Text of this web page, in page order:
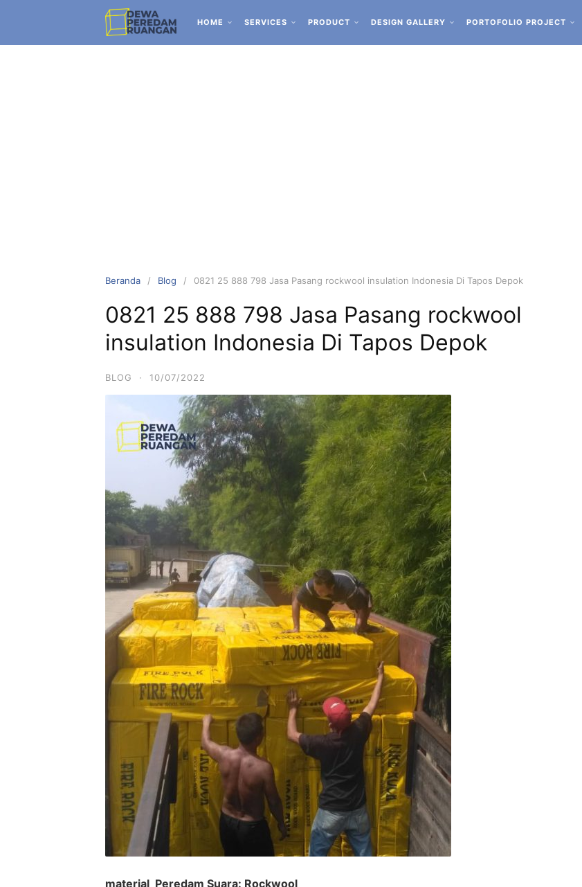
HOME SERVICES PRODUCT DESIGN GALLERY PORTOFOLIO PROJECT
Beranda Blog 0821 25 888 798 Jasa Pasang rockwool insulation Indonesia Di Tapos Depok
0821 25 888 798 Jasa Pasang rockwool
insulation Indonesia Di Tapos Depok
BLOG · 10/07/2022
material Peredam Suara: Rockwool